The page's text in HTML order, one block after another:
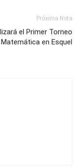
Próxima Nota
el Primer Torneo
en Esquel